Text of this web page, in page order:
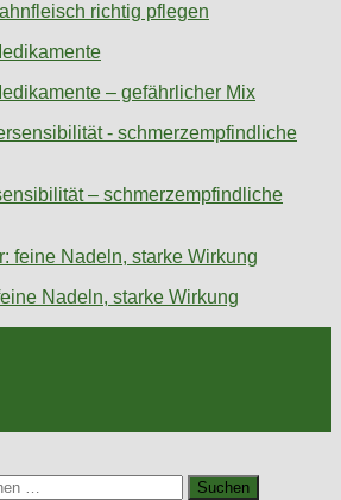
richtig pflegen
– gefährlicher Mix
– schmerzempfindliche
Nadeln, starke Wirkung